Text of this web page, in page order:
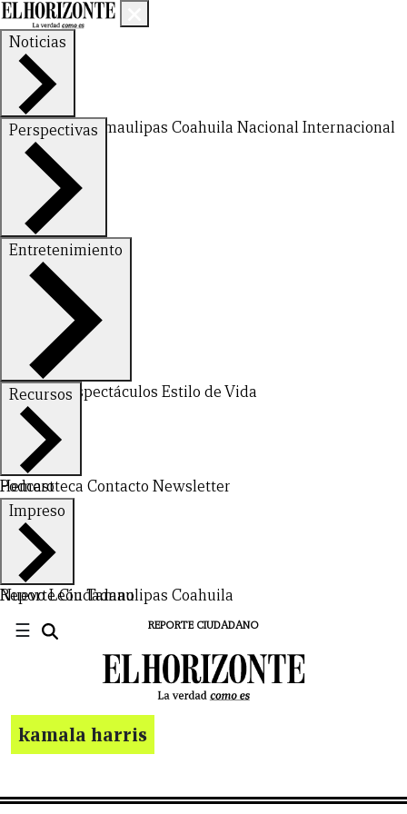
Noticias
Nuevo LeónTamaulipas Coahuila NacionalInternacional
Perspectivas
FinanzasOpinión
Entretenimiento
DeportesEspectáculos Estilo de Vida
Recursos
Hemeroteca Contacto Newsletter
Podcast
Impreso
Nuevo LeónTamaulipas Coahuila
Reporte Ciudadano
☰ REPORTE CIUDADANO
kamala harris